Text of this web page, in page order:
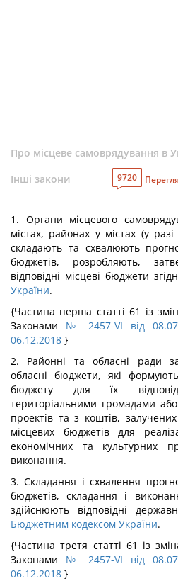
Про місцеве самоврядування в
Інші закони
9720
1. Органи місцевого
містах, районах у містах (у
складають та схвалюють
бюджетів, розробляють,
відповідні місцеві бюджети
України.
{Частина перша статті 61 із
Законами № 2457-VI від
06.12.2018 }
2. Районні та обласні ради
обласні бюджети, які
бюджету для їх
територіальними громадами
проектів та з коштів,
місцевих бюджетів для
економічних та культурних
виконання.
3. Складання і схвалення
бюджетів, складання і
здійснюють відповідні
Бюджетним кодексом України.
{Частина третя статті 61 із
Законами № 2457-VI від
06.12.2018 }